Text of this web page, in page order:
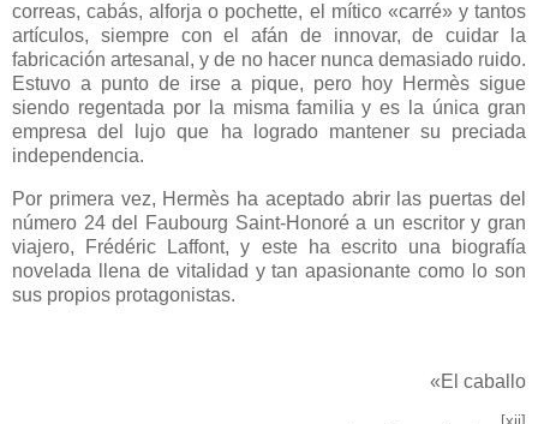
correas, cabás, alforja o pochette, el mítico «carré» y tantos
artículos, siempre con el afán de innovar, de cuidar la
fabricación artesanal, y de no hacer nunca demasiado ruido.
Estuvo a punto de irse a pique, pero hoy Hermès sigue
siendo regentada por la misma familia y es la única gran
empresa del lujo que ha logrado mantener su preciada
independencia.
Por primera vez, Hermès ha aceptado abrir las puertas del
número 24 del Faubourg Saint-Honoré a un escritor y gran
viajero, Frédéric Laffont, y este ha escrito una biografía
novelada llena de vitalidad y tan apasionante como lo son
sus propios protagonistas.
«El caballo